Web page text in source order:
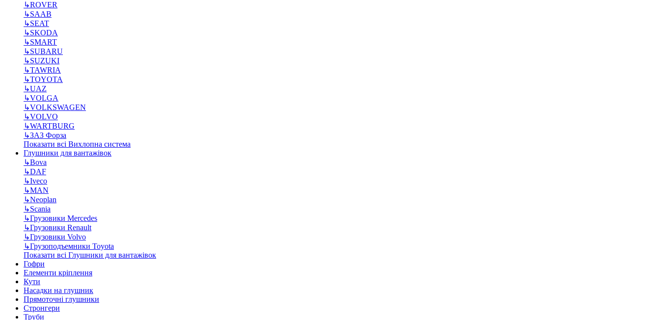
↳ROVER
↳SAAB
↳SEAT
↳SKODA
↳SMART
↳SUBARU
↳SUZUKI
↳TAWRIA
↳TOYOTA
↳UAZ
↳VOLGA
↳VOLKSWAGEN
↳VOLVO
↳WARTBURG
↳ЗАЗ Форза
Показати всі Вихлопна система
Глушники для вантажівок
↳Bova
↳DAF
↳Iveco
↳MAN
↳Neoplan
↳Scania
↳Грузовики Mercedes
↳Грузовики Renault
↳Грузовики Volvo
↳Грузоподъемники Toyota
Показати всі Глушники для вантажівок
Гофри
Елементи кріплення
Кути
Насадки на глушник
Прямоточні глушники
Стронгери
Труби